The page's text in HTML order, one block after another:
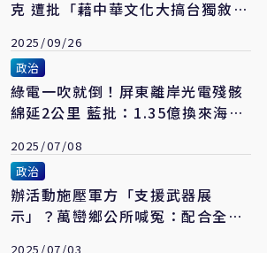
克 遭批「藉中華文化大搞台獨敘
2025/09/26
政治
綠電一吹就倒！屏東離岸光電殘骸
綿延2公里 藍批：1.35億換來海上
2025/07/08
政治
辦活動施壓軍方「支援武器展
示」？萬巒鄉公所喊冤：配合全民
2025/07/03